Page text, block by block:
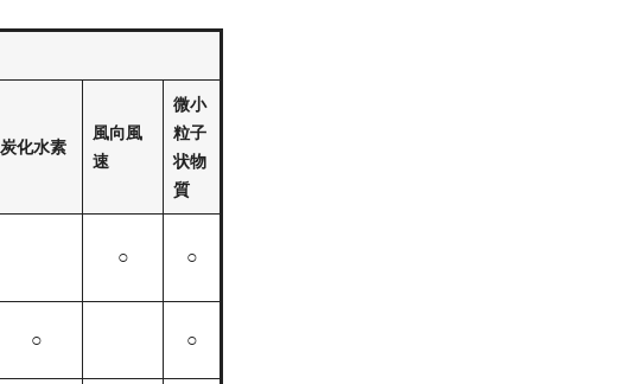
炭化水素
風向風
速
微小
粒子
状物
質
○ ○
○ ○